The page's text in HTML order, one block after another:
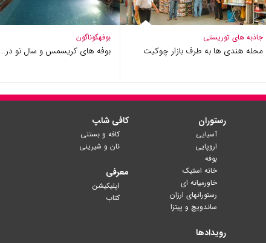
جاذبه های توریستی
محله هندی ها به طرف بازار چوکیت
بوفهگوناگون
بوفه های کریسمس و سال نو در…
رستوران
آسیایی
اروپایی
بوفه
خانه استیک
خاورمیانه ای
رستورانهای ارزان
ساندویچ و پیتزا
رویدادها
کافی شا‍پ
کافه و بستنی
نان و شیرینی
معرفی
اپلیکیشن
کتاب